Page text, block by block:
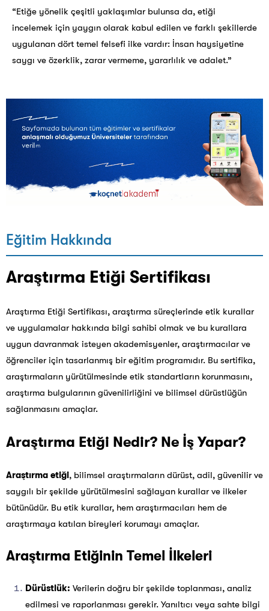
“Etiğe yönelik çeşitli yaklaşımlar bulunsa da, etiği
incelemek için yaygın olarak kabul edilen ve farklı şekillerde
uygulanan dört temel felsefi ilke vardır: İnsan haysiyetine
saygı ve özerklik, zarar vermeme, yararlılık ve adalet.”
Eğitim Hakkında
Araştırma Etiği Sertifikası
Araştırma Etiği Sertifikası, araştırma süreçlerinde etik kurallar
ve uygulamalar hakkında bilgi sahibi olmak ve bu kurallara
uygun davranmak isteyen akademisyenler, araştırmacılar ve
öğrenciler için tasarlanmış bir eğitim programıdır. Bu sertifika,
araştırmaların yürütülmesinde etik standartların korunmasını,
araştırma bulgularının güvenilirliğini ve bilimsel dürüstlüğün
sağlanmasını amaçlar.
Araştırma Etiği Nedir? Ne İş Yapar?
Araştırma etiği, bilimsel araştırmaların dürüst, adil, güvenilir ve
saygılı bir şekilde yürütülmesini sağlayan kurallar ve ilkeler
bütünüdür. Bu etik kurallar, hem araştırmacıları hem de
araştırmaya katılan bireyleri korumayı amaçlar.
Araştırma Etiğinin Temel İlkeleri
Dürüstlük: Verilerin doğru bir şekilde toplanması, analiz
edilmesi ve raporlanması gerekir. Yanıltıcı veya sahte bilgi